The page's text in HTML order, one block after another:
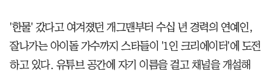
'한물' 갔다고 여겨졌던 개그맨부터 수십 년 경력의 연예인,
잘나가는 아이돌 가수까지 스타들이 '1인 크리에이터'에 도전
하고 있다. 유튜브 공간에 자기 이름을 걸고 채널을 개설해